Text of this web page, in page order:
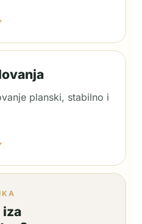
planski, stabilno i
iza